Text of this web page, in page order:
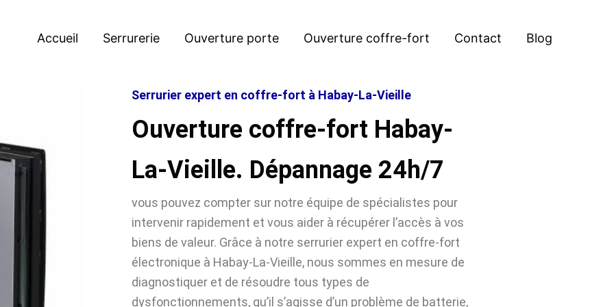
Accueil Serrurerie Ouverture porte Ouverture coffre-fort Contact Blog
Serrurier expert en coffre-fort à Habay-La-Vieille
Ouverture coffre-fort Habay-
La-Vieille. Dépannage 24h/7
vous pouvez compter sur notre équipe de spécialistes pour
intervenir rapidement et vous aider à récupérer l’accès à vos
biens de valeur. Grâce à notre serrurier expert en coffre-fort
électronique à Habay-La-Vieille, nous sommes en mesure de
diagnostiquer et de résoudre tous types de
dysfonctionnements, qu’il s’agisse d’un problème de batterie,